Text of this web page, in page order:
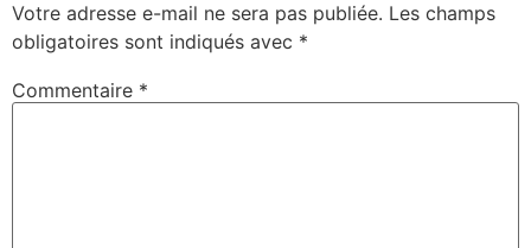
Votre adresse e-mail ne sera pas publiée. Les champs
obligatoires sont indiqués avec *
Commentaire *